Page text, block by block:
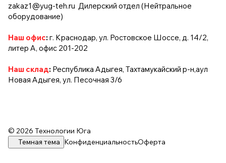
zakaz1@yug-teh.ru Дилерский отдел (Нейтральное
оборудование)
Наш офис: г. Краснодар, ул. Ростовское Шоссе, д. 14/2,
литер А, офис 201-202
Наш склад: Республика Адыгея, Тахтамукайский р-н,аул
Новая Адыгея, ул. Песочная 3/6
© 2026 Технологии Юга
Темная тема КонфиденциальностьОферта